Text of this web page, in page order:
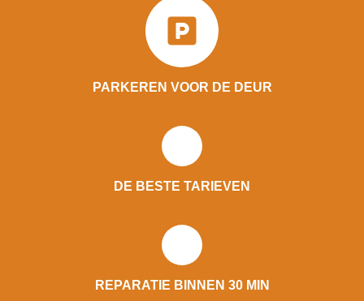
PARKEREN VOOR DE DEUR
DE BESTE TARIEVEN
REPARATIE BINNEN 30 MIN